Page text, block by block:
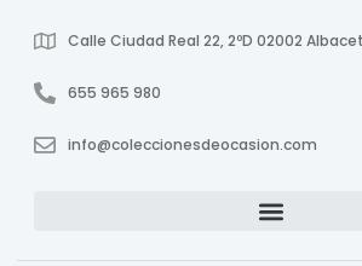
Calle Ciudad Real 22, 2ºD 02002
655 965 980
info@coleccionesdeocasion.com